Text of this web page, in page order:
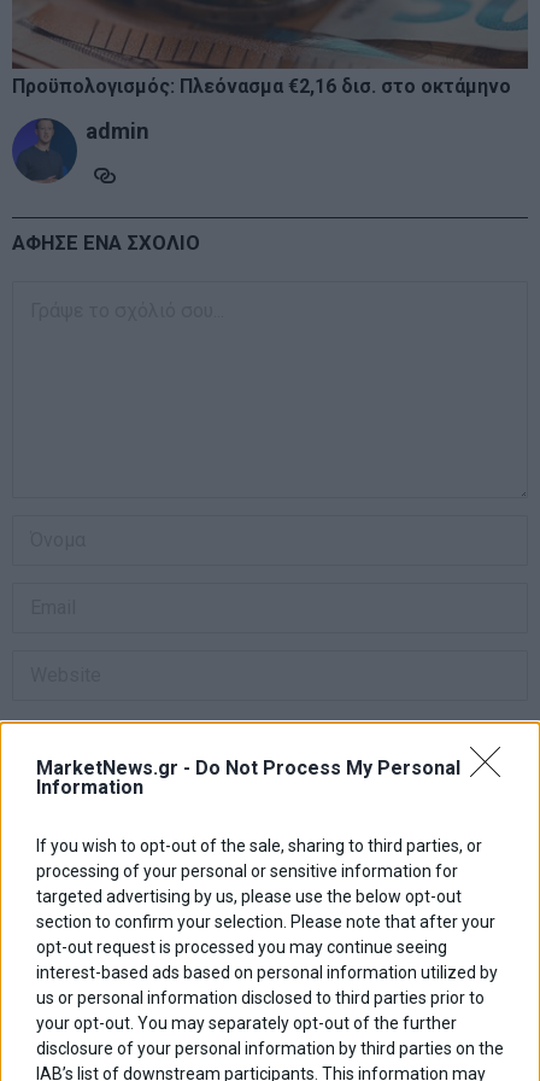
MarketNews.gr - Do Not Process My Personal
Information
If you wish to opt-out of the sale, sharing to third parties, or
processing of your personal or sensitive information for
targeted advertising by us, please use the below opt-out
section to confirm your selection. Please note that after your
opt-out request is processed you may continue seeing
interest-based ads based on personal information utilized by
us or personal information disclosed to third parties prior to
your opt-out. You may separately opt-out of the further
disclosure of your personal information by third parties on the
IAB’s list of downstream participants. This information may
Προϋπολογισμός: Πλεόνασμα €2,16 δισ. στο οκτάμηνο
admin
ΑΦΗΣΕ ΕΝΑ ΣΧΟΛΙΟ
Αποθήκευσε το όνομά μου, email, και τον ιστότοπο μου σε αυτόν
Πλοήγηση
άρθρων
ΠΡΟΗΓΟΥΜΕΝΟ ΑΡΘΡΟ
Previous
Σόϊμπλε: “Δεν συζητούμε
για νέο κούρεμα”
ΕΠΟΜΕΝΟ ΑΡΘΡΟ
BlackRock: Αύξηση 32% στα
καθαρά κέρδη του β΄3μηνου
ΑΡΘΡΟΓΡΑΦΟΙ
Ελευθερία Κούρταλη
Οι «τιμωροί» των ομολόγων επέστρεψαν